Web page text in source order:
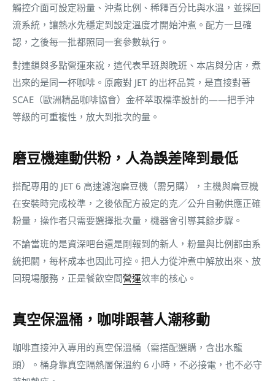
觸控介面可設定粉量、沖煮比例、稀釋百分比與水溫，並採回
流系統，讓熱水先穩定到設定溫度才開始沖煮。配方一旦確
認，之後每一批都照同一套參數執行。
對連鎖與多點營運來說，這代表早班與晚班、本店與分店，煮
出來的是同一杯咖啡。原廠對 JET 的出杯品質，是直接對著
SCAE（歐洲精品咖啡協會）金杯萃取標準設計的——把手沖
等級的可重複性，放大到批次的量。
磨豆機連動供粉，人為誤差降到最低
搭配專用的 JET 6 高速濾泡磨豆機（需另購），主機與磨豆機
在安裝時完成校準，之後依配方設定的克／公升自動供應正確
粉量，操作者只需要選擇批次量，機器會引導其餘步驟。
不論當班的是資深吧台還是剛報到的新人，粉量與比例都由系
統把關，每杯成本也因此可控。把人力從沖煮中解放出來、放
回現場服務，正是餐飲空間營運效率的核心。
真空保溫桶，咖啡跟著人潮移動
咖啡直接沖入專用的真空保溫桶（需搭配選購，含出水龍
頭）。桶身靠真空隔熱層保溫約 6 小時，不必接電，也不必守